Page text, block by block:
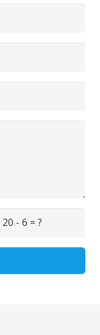
20 - 6 = ?